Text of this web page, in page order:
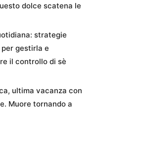
dolce scatena le
strategie
gestirla e
il controllo di sè
ultima vacanza con
Muore tornando a